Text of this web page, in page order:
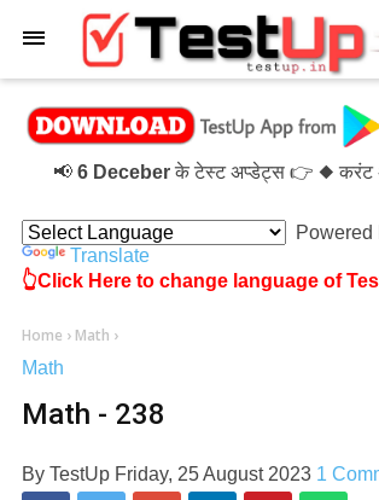
6 Deceberके टेस्ट अप्डेट्स 👉 ◆ करंट
Powered
Translate
👆Click Here to change language of
Home › Math ›
Math
Math - 238
By TestUp Friday, 25 August 2023 1